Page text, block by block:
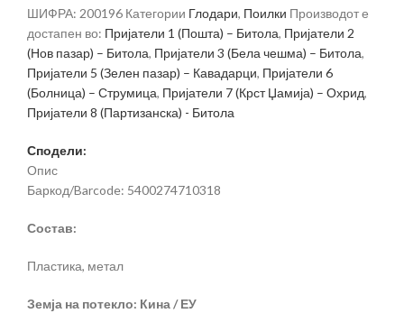
ШИФРА: 200196 Категории Глодари, Поилки Производот е
достапен во: Пријатели 1 (Пошта) – Битола, Пријатели 2
(Нов пазар) – Битола, Пријатели 3 (Бела чешма) – Битола,
Пријатели 5 (Зелен пазар) – Кавадарци, Пријатели 6
(Болница) – Струмица, Пријатели 7 (Крст Џамија) – Охрид,
Пријатели 8 (Партизанска) - Битола
Сподели:
Опис
Баркод/Barcode: 5400274710318
Состав:
Пластика, метал
Земја на потекло: Кина / ЕУ